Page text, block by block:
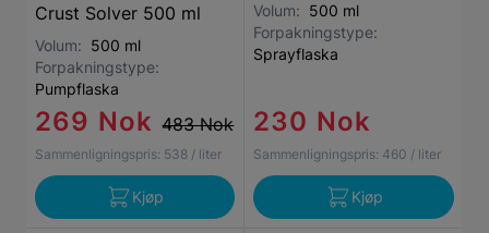
Crust Solver 500 ml
Volum: 500 ml
Forpakningstype:
Pumpflaska
269 Nok 483 Nok
Sammenligningspris: 538 / liter
Kjøp
Volum: 500 ml
Forpakningstype:
Sprayflaska
230 Nok
Sammenligningspris: 460 / liter
Kjøp